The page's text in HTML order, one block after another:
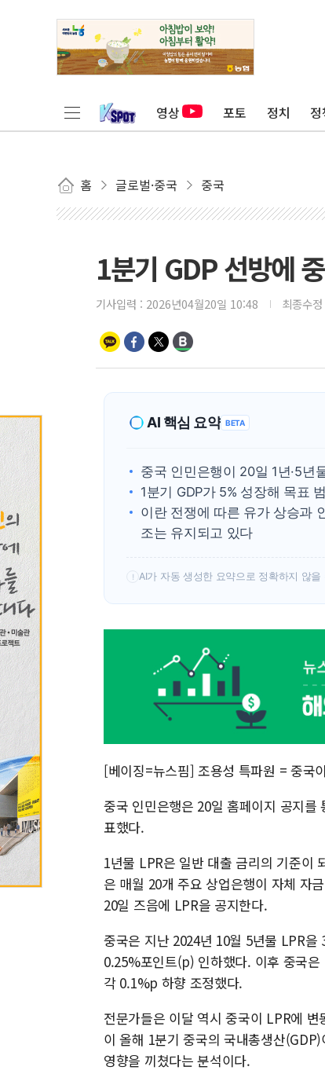
영상 포토 정치 정
홈 글로벌·중국 중국
1분기 GDP 선방에
기사입력 : 2026년04월20일 10:48 최종수
AI 핵심 요약 BETA
중국 인민은행이 20일 1년·5년
1분기 GDP가 5% 성장해 목표
이란 전쟁에 따른 유가 상승과
조는 유지되고 있다
! AI가 자동 생성한 요약으로 정확하지 않을
[베이징=뉴스핌] 조용성 특파원 = 중국
중국 인민은행은 20일 홈페이지 공지
표했다.
1년물 LPR은 일반 대출 금리의 기준이
은 매월 20개 주요 상업은행이 자체 자
20일 즈음에 LPR을 공지한다.
중국은 지난 2024년 10월 5년물 LPR
0.25%포인트(p) 인하했다. 이후 중국
각 0.1%p 하향 조정했다.
전문가들은 이달 역시 중국이 LPR에
이 올해 1분기 중국의 국내총생산
영향을 끼쳤다는 분석이다.